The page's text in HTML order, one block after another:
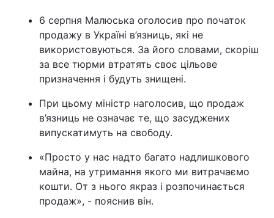
6 серпня Малюська оголосив про початок
продажу в Україні в’язниць, які не
використовуються. За його словами, скоріш
за все тюрми втратять своє цільове
призначення і будуть знищені.
При цьому міністр наголосив, що продаж
в’язниць не означає те, що засуджених
випускатимуть на свободу.
«Просто у нас надто багато надлишкового
майна, на утримання якого ми витрачаємо
кошти. От з нього якраз і розпочинається
продаж», - пояснив він.